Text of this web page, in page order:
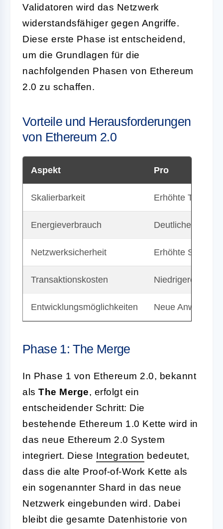
Validatoren wird das Netzwerk
widerstandsfähiger gegen Angriffe.
Diese erste Phase ist entscheidend,
um die Grundlagen für die
nachfolgenden Phasen von Ethereum
2.0 zu schaffen.
Vorteile und Herausforderungen
von Ethereum 2.0
Aspekt Pro
Skalierbarkeit Erhöhte
Energieverbrauch Deutliche
Netzwerksicherheit Erhöhte
Transaktionskosten Niedrigere
Entwicklungsmöglichkeiten Neue
Phase 1: The Merge
In Phase 1 von Ethereum 2.0, bekannt
als The Merge, erfolgt ein
entscheidender Schritt: Die
bestehende Ethereum 1.0 Kette wird in
das neue Ethereum 2.0 System
integriert. Diese Integration bedeutet,
dass die alte Proof-of-Work Kette als
ein sogenannter Shard in das neue
Netzwerk eingebunden wird. Dabei
bleibt die gesamte Datenhistorie von